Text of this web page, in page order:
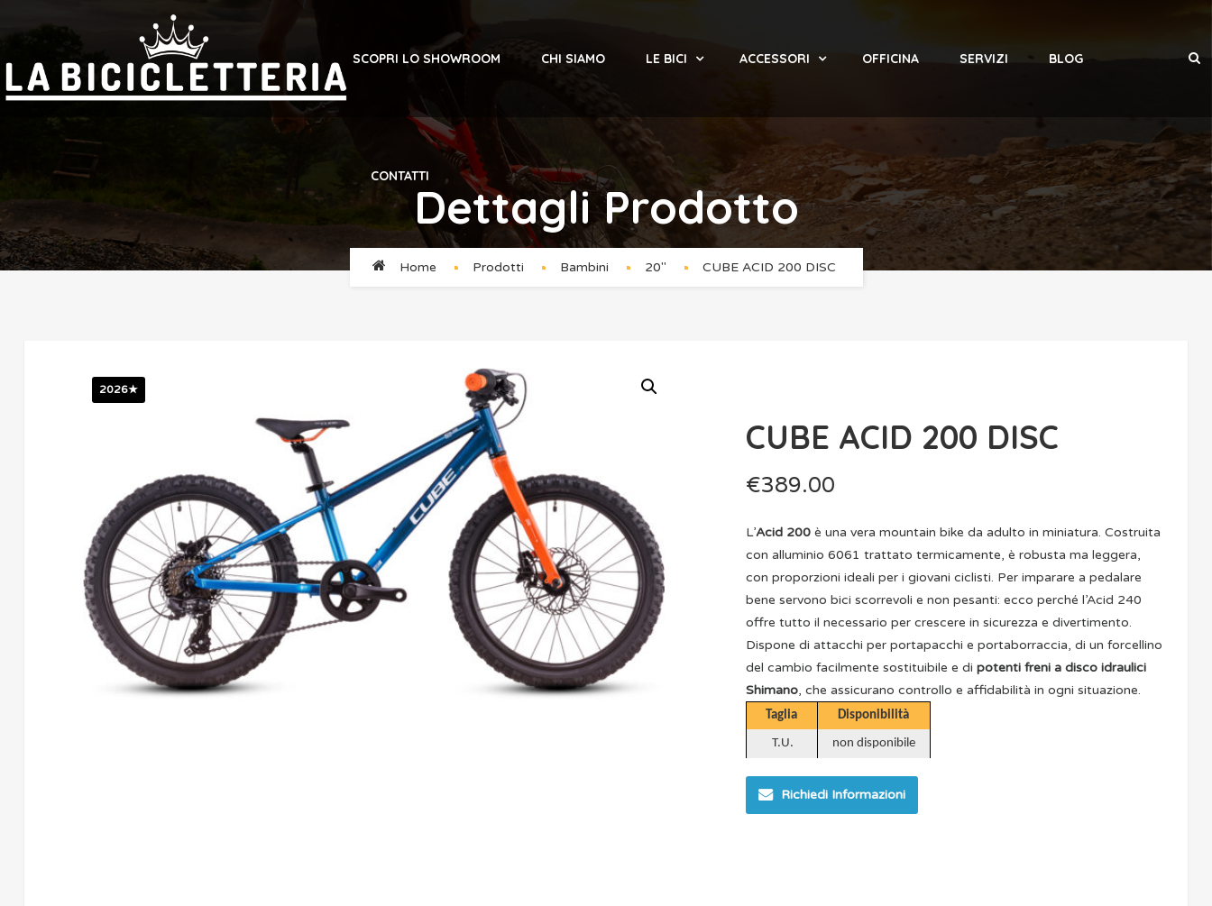
SCOPRI LO SHOWROOM CHI SIAMO LE BICI ACCESSORI OFFICINA SERVIZI BLOG
CONTATTI
Dettagli Prodotto
Home Prodotti Bambini 20'' CUBE ACID 200 DISC
2026★
CUBE ACID 200 DISC
€389.00
L’Acid 200è una vera mountain bike da adulto in miniatura. Costruita
con alluminio 6061 trattato termicamente, è robusta ma leggera,
con proporzioni ideali per i giovani ciclisti. Per imparare a pedalare
bene servono bici scorrevoli e non pesanti: ecco perché l’Acid 240
offre tutto il necessario per crescere in sicurezza e divertimento.
Dispone di attacchi per portapacchi e portaborraccia, di un forcellino
del cambio facilmente sostituibile e di potenti freni a disco idraulici
Shimano, che assicurano controllo e affidabilità in ogni situazione.
Taglia Disponibilità
T.U. non disponibile
Richiedi Informazioni